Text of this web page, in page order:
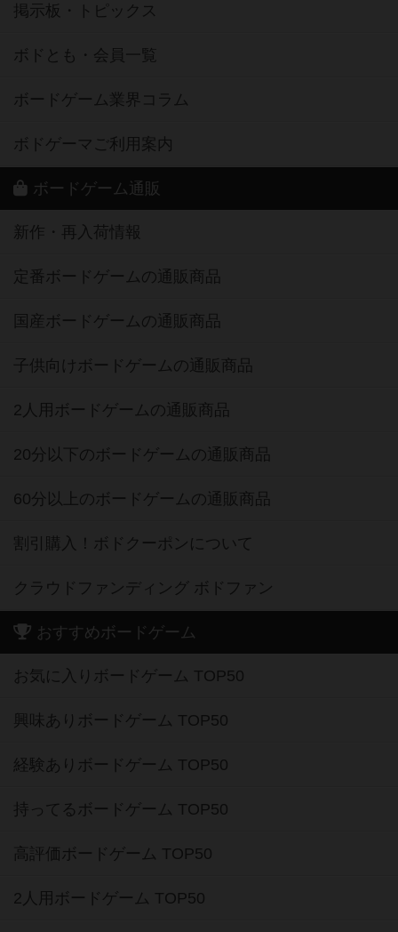
掲示板・トピックス
ボドとも・会員一覧
ボードゲーム業界コラム
ボドゲーマご利用案内
ボードゲーム通販
新作・再入荷情報
定番ボードゲームの通販商品
国産ボードゲームの通販商品
子供向けボードゲームの通販商品
2人用ボードゲームの通販商品
20分以下のボードゲームの通販商品
60分以上のボードゲームの通販商品
割引購入！ボドクーポンについて
クラウドファンディング ボドファン
おすすめボードゲーム
お気に入りボードゲーム TOP50
興味ありボードゲーム TOP50
経験ありボードゲーム TOP50
持ってるボードゲーム TOP50
高評価ボードゲーム TOP50
2人用ボードゲーム TOP50